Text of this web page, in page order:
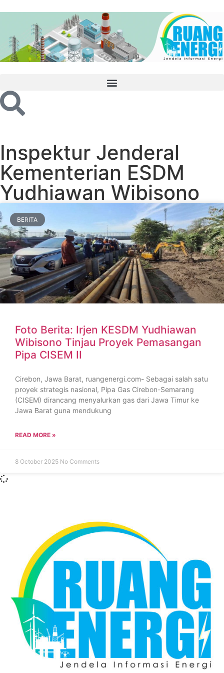
Inspektur Jenderal
Kementerian ESDM
Yudhiawan Wibisono
BERITA
Foto Berita: Irjen KESDM Yudhiawan
Wibisono Tinjau Proyek Pemasangan
Pipa CISEM II
Cirebon, Jawa Barat, ruangenergi.com- Sebagai salah satu
proyek strategis nasional, Pipa Gas Cirebon-Semarang
(CISEM) dirancang menyalurkan gas dari Jawa Timur ke
Jawa Barat guna mendukung
READ MORE »
8 October 2025 No Comments